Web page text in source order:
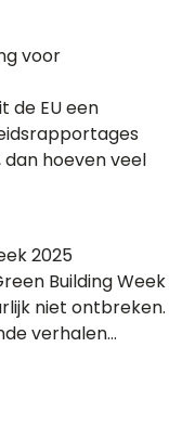
voor
de EU een
hoeven veel
2025
Building Week
niet ontbreken.
verhalen...